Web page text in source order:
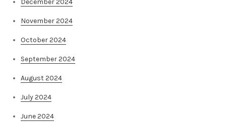
December 2024
November 2024
October 2024
September 2024
August 2024
July 2024
June 2024